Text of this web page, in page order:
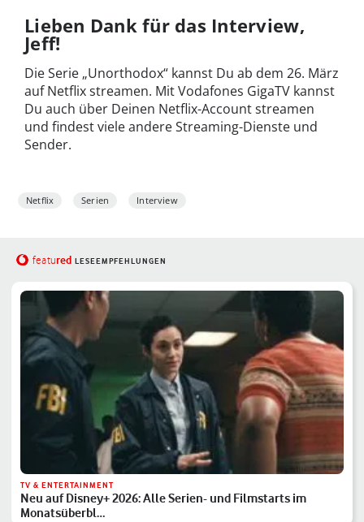
Lieben Dank für das Interview,
Jeff!
Die Serie „Unorthodox“ kannst Du ab dem 26. März
auf Netflix streamen. Mit Vodafones GigaTV kannst
Du auch über Deinen Netflix-Account streamen
und findest viele andere Streaming-Dienste und
Sender.
Netflix Serien Interview
featured LESEEMPFEHLUNGEN
TV & ENTERTAINMENT
Neu auf Disney+ 2026: Alle Serien- und Filmstarts im
Monatsüberbl…